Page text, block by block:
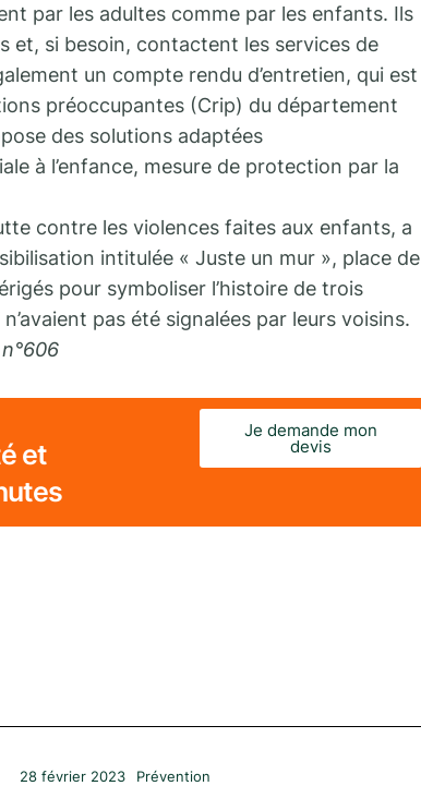
par les adultes comme par les enfants. Ils
et, si besoin, contactent les services de
un compte rendu d’entretien, qui est
préoccupantes (Crip) du département
des solutions adaptées
à l’enfance, mesure de protection par la
contre les violences faites aux enfants, a
intitulée « Juste un mur », place de
pour symboliser l’histoire de trois
pas été signalées par leurs voisins.
et
Je demande mon
devis
28 février 2023 Prévention